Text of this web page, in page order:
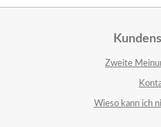
Zweite
Wieso kann ich